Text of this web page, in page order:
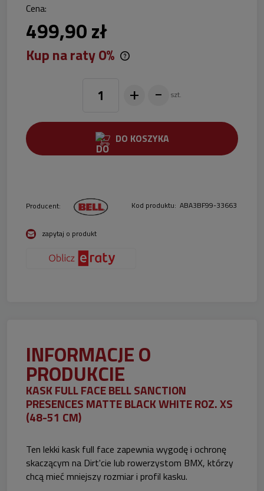
Cena:
499,90 zł
Kup na raty 0%
+ - szt.
DO KOSZYKA
Producent: Kod produktu: ABA3BF99-33663
zapytaj o produkt
INFORMACJE O
PRODUKCIE
KASK FULL FACE BELL SANCTION
PRESENCES MATTE BLACK WHITE ROZ. XS
(48-51 CM)
Ten lekki kask full face zapewnia wygodę i ochronę
skaczącym na Dirt'cie lub rowerzystom BMX, którzy
chcą mieć mniejszy rozmiar i profil kasku.